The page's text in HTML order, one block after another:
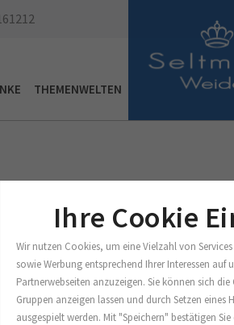
THEMENWELTEN
Ihre Cookie
Wir nutzen Cookies, um eine Vielzahl von
sowie Werbung entsprechend Ihrer Interessen auf
Partnerwebseiten anzuzeigen. Sie können sich
Gruppen anzeigen lassen und durch Setzen eines
ausgespielt werden. Mit "Speichern" bestätigen